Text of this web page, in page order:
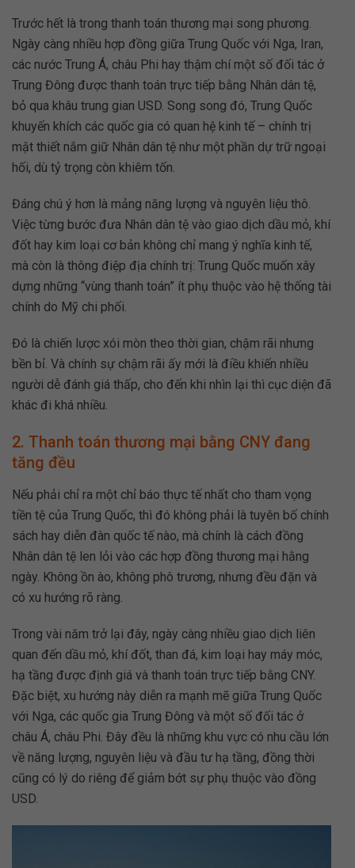
Trước hết là trong thanh toán thương mại song phương.
Ngày càng nhiều hợp đồng giữa Trung Quốc với Nga, Iran,
các nước Trung Á, châu Phi hay thậm chí một số đối tác ở
Trung Đông được thanh toán trực tiếp bằng Nhân dân tệ,
bỏ qua khâu trung gian USD. Song song đó, Trung Quốc
khuyến khích các quốc gia có quan hệ kinh tế – chính trị
mật thiết nắm giữ Nhân dân tệ như một phần dự trữ ngoại
hối, dù tỷ trọng còn khiêm tốn.
Đáng chú ý hơn là mảng năng lượng và nguyên liệu thô.
Việc từng bước đưa Nhân dân tệ vào giao dịch dầu mỏ, khí
đốt hay kim loại cơ bản không chỉ mang ý nghĩa kinh tế,
mà còn là thông điệp địa chính trị: Trung Quốc muốn xây
dựng những “vùng thanh toán” ít phụ thuộc vào hệ thống tài
chính do Mỹ chi phối.
Đó là chiến lược xói mòn theo thời gian, chậm rãi nhưng
bền bỉ. Và chính sự chậm rãi ấy mới là điều khiến nhiều
người dễ đánh giá thấp, cho đến khi nhìn lại thì cục diện đã
khác đi khá nhiều.
2. Thanh toán thương mại bằng CNY đang
tăng đều
Nếu phải chỉ ra một chỉ báo thực tế nhất cho tham vọng
tiền tệ của Trung Quốc, thì đó không phải là tuyên bố chính
sách hay diễn đàn quốc tế nào, mà chính là cách đồng
Nhân dân tệ len lỏi vào các hợp đồng thương mại hằng
ngày. Không ồn ào, không phô trương, nhưng đều đặn và
có xu hướng rõ ràng.
Trong vài năm trở lại đây, ngày càng nhiều giao dịch liên
quan đến dầu mỏ, khí đốt, than đá, kim loại hay máy móc,
hạ tầng được định giá và thanh toán trực tiếp bằng CNY.
Đặc biệt, xu hướng này diễn ra mạnh mẽ giữa Trung Quốc
với Nga, các quốc gia Trung Đông và một số đối tác ở
châu Á, châu Phi. Đây đều là những khu vực có nhu cầu lớn
về năng lượng, nguyên liệu và đầu tư hạ tầng, đồng thời
cũng có lý do riêng để giảm bớt sự phụ thuộc vào đồng
USD.